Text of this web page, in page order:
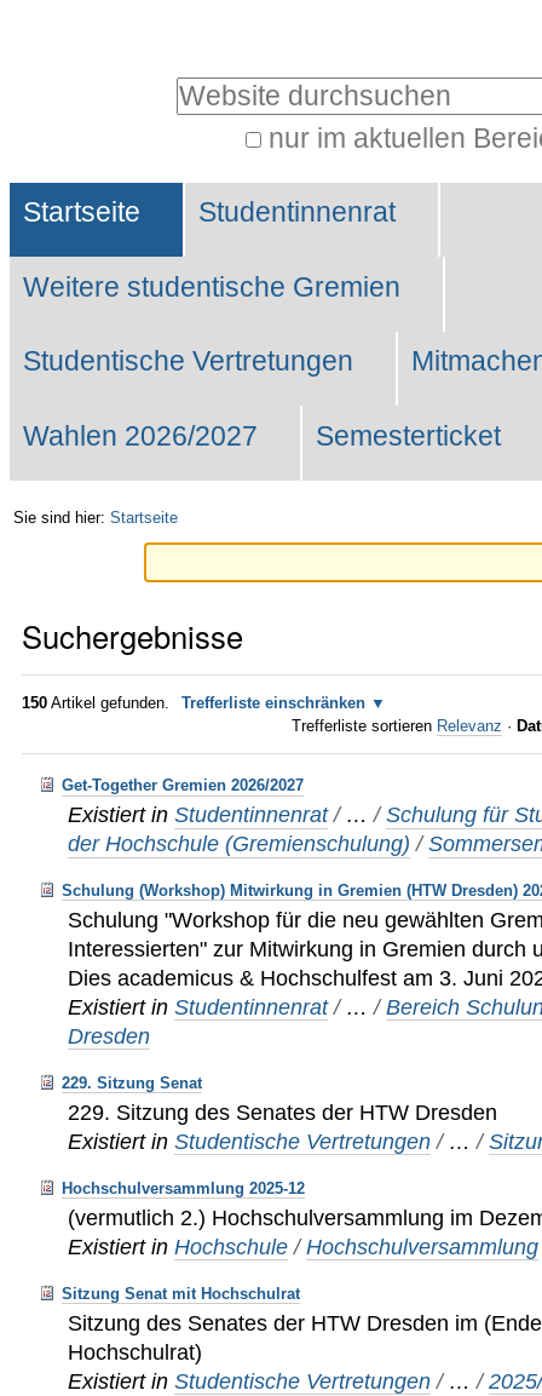
Website durchsuchen
nur im aktuellen
Suche…
Sektionen
Startseite Studentinnenrat
Weitere studentische Gremien
Studentische Vertretungen
Wahlen 2026/2027 Semesterticket
Sie sind hier: Startseite
Suchergebnisse
150 Artikel gefunden.
Trefferliste einschränken
Trefferliste sortieren Relevanz ·
Get-Together Gremien 2026/2027
Existiert in Studentinnenrat / …/Schulung für
der Hochschule (Gremienschulung) /
Schulung (Workshop) Mitwirkung in Gremien (HTW Dresden)
Schulung "Workshop für die neu gewählten
Interessierten" zur Mitwirkung in Gremien durch
Dies academicus & Hochschulfest am 3. Juni
Existiert in Studentinnenrat / …/Bereich
Dresden
229. Sitzung Senat
229. Sitzung des Senates der HTW Dresden
Existiert in Studentische Vertretungen / …/
Hochschulversammlung 2025-12
(vermutlich 2.) Hochschulversammlung im
Existiert in Hochschule /Hochschulversammlung
Sitzung Senat mit Hochschulrat
Sitzung des Senates der HTW Dresden im
Hochschulrat)
Existiert in Studentische Vertretungen / …/